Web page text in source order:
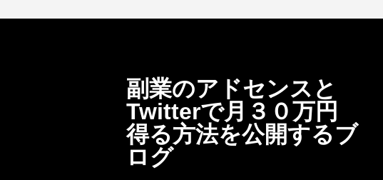
副業のアドセンスと
Twitterで月３０万円
得る方法を公開するブ
ログ